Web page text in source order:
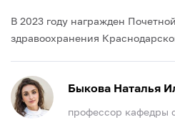
В 2023 году награжден
здравоохранения
Быкова Наталья
профессор кафедры